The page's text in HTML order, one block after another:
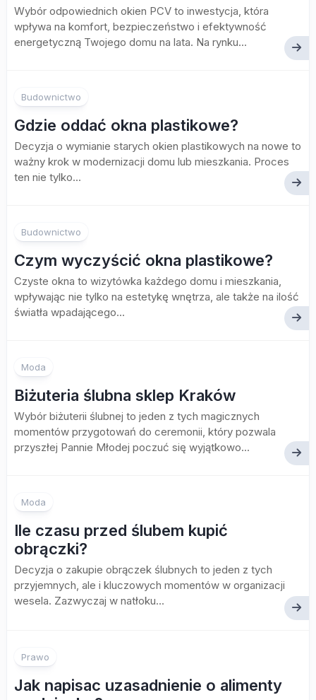
Wybór odpowiednich okien PCV to inwestycja, która
wpływa na komfort, bezpieczeństwo i efektywność
energetyczną Twojego domu na lata. Na rynku...
Budownictwo
Gdzie oddać okna plastikowe?
Decyzja o wymianie starych okien plastikowych na nowe to
ważny krok w modernizacji domu lub mieszkania. Proces
ten nie tylko...
Budownictwo
Czym wyczyścić okna plastikowe?
Czyste okna to wizytówka każdego domu i mieszkania,
wpływając nie tylko na estetykę wnętrza, ale także na ilość
światła wpadającego...
Moda
Biżuteria ślubna sklep Kraków
Wybór biżuterii ślubnej to jeden z tych magicznych
momentów przygotowań do ceremonii, który pozwala
przyszłej Pannie Młodej poczuć się wyjątkowo...
Moda
Ile czasu przed ślubem kupić
obrączki?
Decyzja o zakupie obrączek ślubnych to jeden z tych
przyjemnych, ale i kluczowych momentów w organizacji
wesela. Zazwyczaj w natłoku...
Prawo
Jak napisac uzasadnienie o alimenty